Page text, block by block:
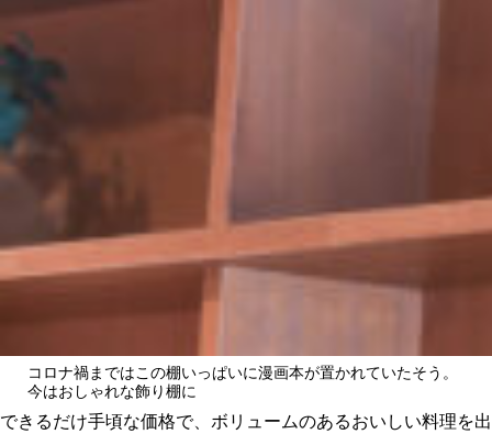
コロナ禍まではこの棚いっぱいに漫画本が置かれていたそう。
今はおしゃれな飾り棚に
できるだけ手頃な価格で、ボリュームのあるおいしい料理を出